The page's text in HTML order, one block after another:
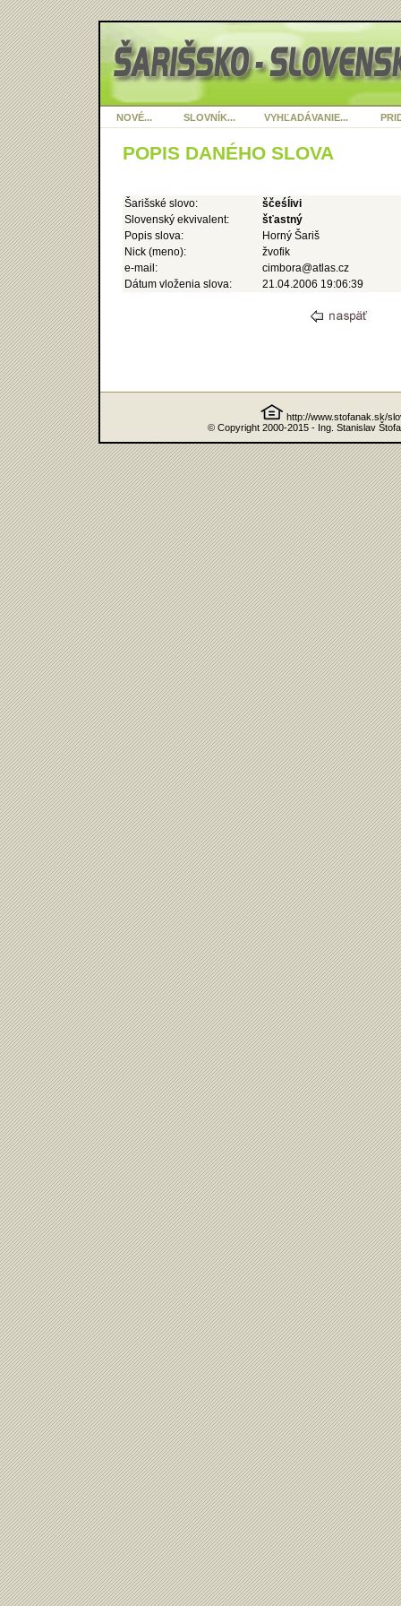
NOVÉ... SLOVNÍK... VYHĽADÁVANIE...
POPIS DANÉHO SLOVA
Šarišské slovo:
ščeśĺivi
Slovenský ekvivalent:
šťastný
Popis slova:
Horný Šariš
Nick (meno):
žvofik
e-mail:
cimbora@atlas.cz
Dátum vloženia slova:
21.04.2006 19:06:39
http://www.stofanak.sk/
© Copyright 2000-2015 - Ing. Stanislav